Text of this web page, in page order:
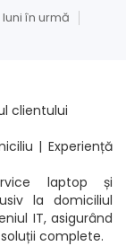
în urmă
clientului
| Experiență
laptop și
la domiciliul
IT, asigurând
complete.